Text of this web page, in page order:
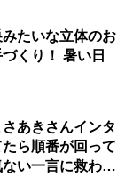
みたいな立体のお
くり！ 暑い日
あきさんインタ
ら順番が回って
い一言に救われ